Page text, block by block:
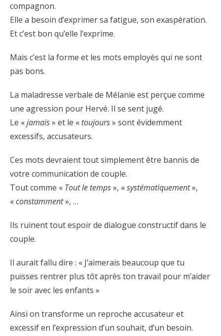
compagnon.
Elle a besoin d’exprimer sa fatigue, son exaspération.
Et c’est bon qu’elle l’exprime.
Mais c’est la forme et les mots employés qui ne sont
pas bons.
La maladresse verbale de Mélanie est perçue comme
une agression pour Hervé. Il se sent jugé.
Le «jamais» et le « toujours» sont évidemment
excessifs, accusateurs.
Ces mots devraient tout simplement être bannis de
votre communication de couple.
Tout comme « Tout le temps», «systématiquement»,
«constamment», …
Ils ruinent tout espoir de dialogue constructif dans le
couple.
Il aurait fallu dire : « J’aimerais beaucoup que tu
puisses rentrer plus tôt après ton travail pour m’aider
le soir avec les enfants »
Ainsi on transforme un reproche accusateur et
excessif en l’expression d’un souhait, d’un besoin.